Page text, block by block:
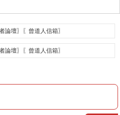
論壇〗〖曾道人信箱〗
論壇〗〖曾道人信箱〗